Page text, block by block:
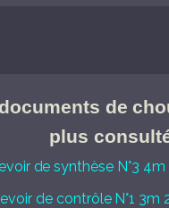
de
plus
de synthèse N°3 4m
de contrôle N°1 3m